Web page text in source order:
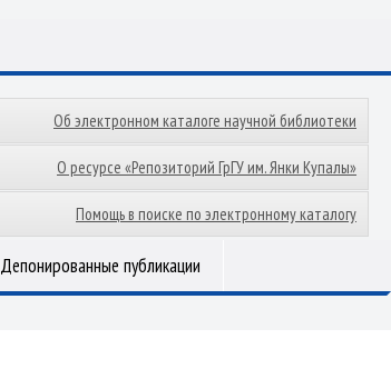
Об электронном каталоге научной библиотеки
О ресурсе «Репозиторий ГрГУ им. Янки Купалы»
Помощь в поиске по электронному каталогу
Депонированные публикации